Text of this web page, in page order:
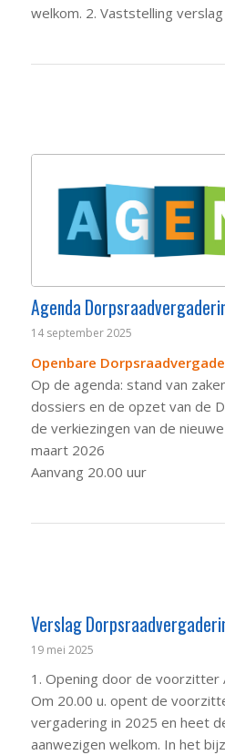
welkom. 2. Vaststelling
Agenda
14 september 2025
Openbare
Op de agenda: stand van
dossiers en de opzet van de
de verkiezingen van de
maart 2026
Aanvang 20.00 uur
Verslag
19 mei 2025
1. Opening door de voorzitter
Om 20.00 u. opent de
vergadering in 2025 en heet
aanwezigen welkom. In het